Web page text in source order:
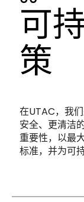
可
策
在UTAC，我
安全、更清洁
重要性，以最
标准，并为可